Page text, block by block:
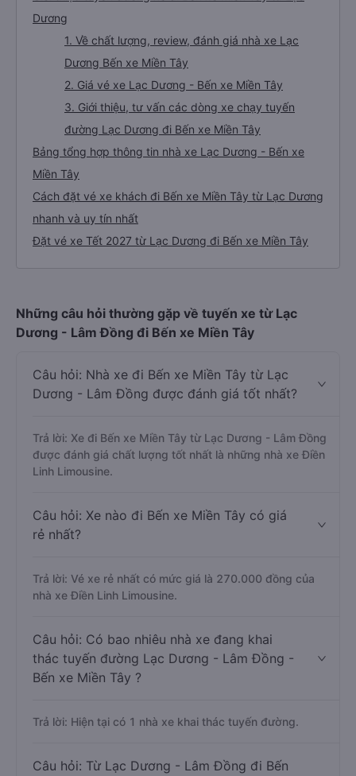
Dương
1. Về chất lượng, review, đánh giá nhà xe Lạc
Dương Bến xe Miền Tây
2. Giá vé xe Lạc Dương - Bến xe Miền Tây
3. Giới thiệu, tư vấn các dòng xe chạy tuyến
đường Lạc Dương đi Bến xe Miền Tây
Bảng tổng hợp thông tin nhà xe Lạc Dương - Bến xe
Miền Tây
Cách đặt vé xe khách đi Bến xe Miền Tây từ Lạc Dương
nhanh và uy tín nhất
Đặt vé xe Tết 2027 từ Lạc Dương đi Bến xe Miền Tây
Những câu hỏi thường gặp về tuyến xe từ Lạc
Dương - Lâm Đồng đi Bến xe Miền Tây
Câu hỏi: Nhà xe đi Bến xe Miền Tây từ Lạc
Dương - Lâm Đồng được đánh giá tốt nhất?
Trả lời: Xe đi Bến xe Miền Tây từ Lạc Dương - Lâm Đồng
được đánh giá chất lượng tốt nhất là những nhà xe Điền
Linh Limousine.
Câu hỏi: Xe nào đi Bến xe Miền Tây có giá
rẻ nhất?
Trả lời: Vé xe rẻ nhất có mức giá là 270.000 đồng của
nhà xe Điền Linh Limousine.
Câu hỏi: Có bao nhiêu nhà xe đang khai
thác tuyến đường Lạc Dương - Lâm Đồng -
Bến xe Miền Tây ?
Trả lời: Hiện tại có 1 nhà xe khai thác tuyến đường.
Câu hỏi: Từ Lạc Dương - Lâm Đồng đi Bến